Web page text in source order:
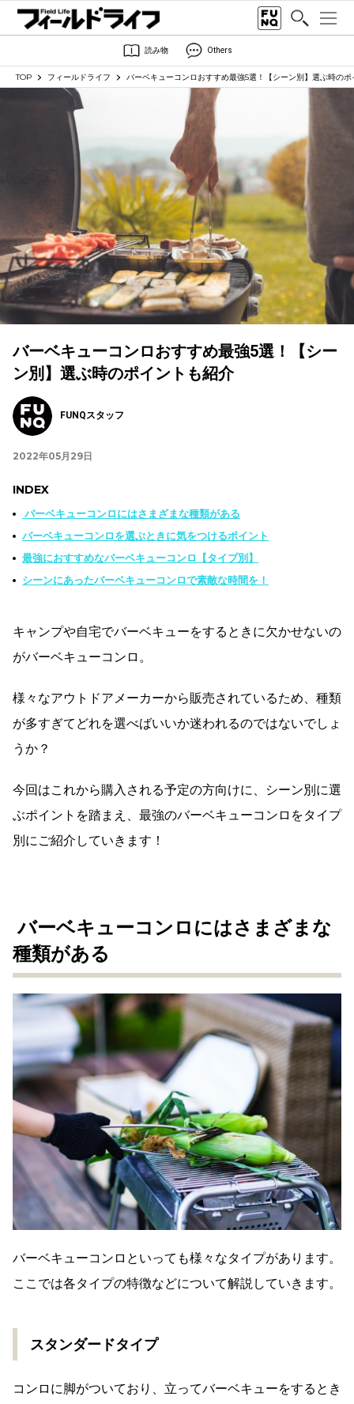
読み物 Others
TOP フィールドライフ バーベキューコンロおすすめ最強5選！【シーン別】選ぶ時の
バーベキューコンロおすすめ最強5選！【シー
ン別】選ぶ時のポイントも紹介
FUNQスタッフ
2022年05月29日
INDEX
バーベキューコンロにはさまざまな種類がある
バーベキューコンロを選ぶときに気をつけるポイント
最強におすすめなバーベキューコンロ【タイプ別】
シーンにあったバーベキューコンロで素敵な時間を！
キャンプや自宅でバーベキューをするときに欠かせないの
がバーベキューコンロ。
様々なアウトドアメーカーから販売されているため、種類
が多すぎてどれを選べばいいか迷われるのではないでしょ
うか？
今回はこれから購入される予定の方向けに、シーン別に選
ぶポイントを踏まえ、最強のバーベキューコンロをタイプ
別にご紹介していきます！
バーベキューコンロにはさまざまな
種類がある
バーベキューコンロといっても様々なタイプがあります。
ここでは各タイプの特徴などについて解説していきます。
スタンダードタイプ
コンロに脚がついており、立ってバーベキューをするとき